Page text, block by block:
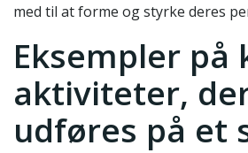
med til at forme og styrke deres
Eksempler på
aktiviteter,
udføres på et